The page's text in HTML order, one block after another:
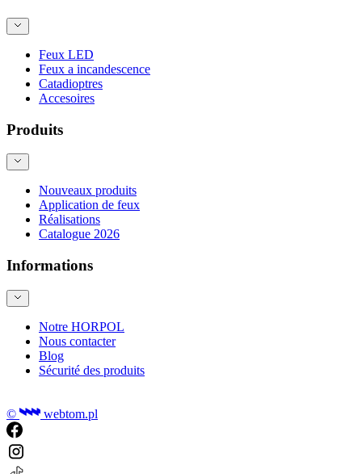
Feux LED
Feux a incandescence
Catadioptres
Accesoires
Produits
Nouveaux produits
Application de feux
Réalisations
Catalogue 2026
Informations
Notre HORPOL
Nous contacter
Blog
Sécurité des produits
© webtom.pl